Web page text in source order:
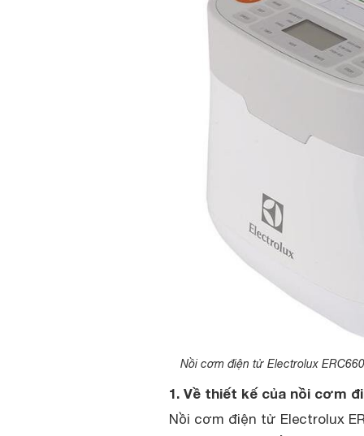
Nồi cơm điện tử Electrolux
1. Về thiết kế của nồi cơm
Nồi cơm điện tử Electrolux